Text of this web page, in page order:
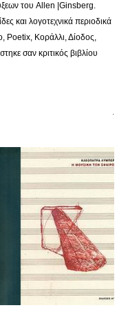
του Allen |Ginsberg.
και λογοτεχνικά περιοδικά
Poetix, Κοράλλι, Δίοδος,
σαν κριτικός βιβλίου
.